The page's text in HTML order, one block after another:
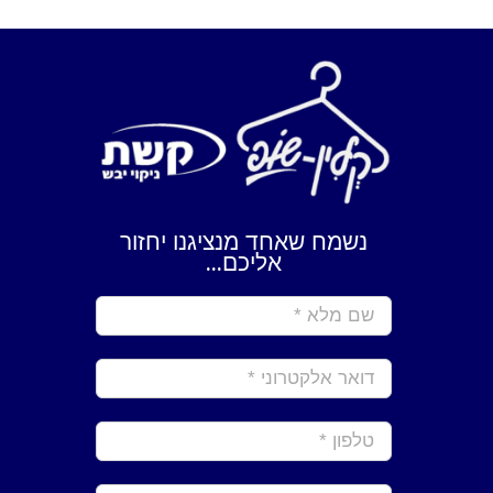
נשמח שאחד מנציגנו יחזור
אליכם...